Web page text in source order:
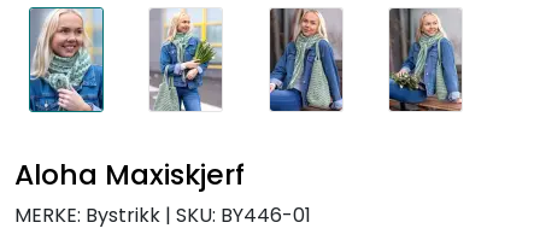
Aloha Maxiskjerf
MERKE: Bystrikk | SKU: BY446-01